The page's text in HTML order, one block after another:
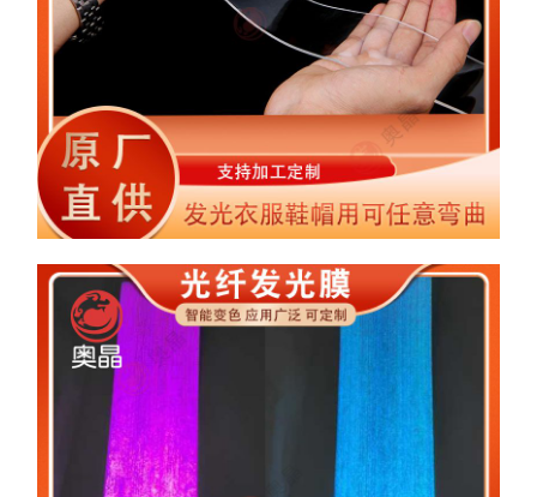
可裁剪软导光片柔性导光膜 发光衣服鞋帽用可任
意弯曲发光片